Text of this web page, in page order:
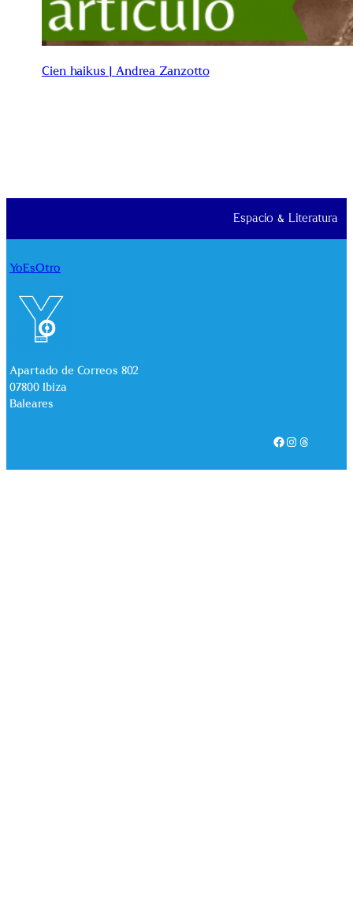
Cien haikus | Andrea Zanzotto
Espacio & Literatura
YoEsOtro
Apartado de Correos 802
07800 Ibiza
Baleares
Facebook
Instagram
Threads